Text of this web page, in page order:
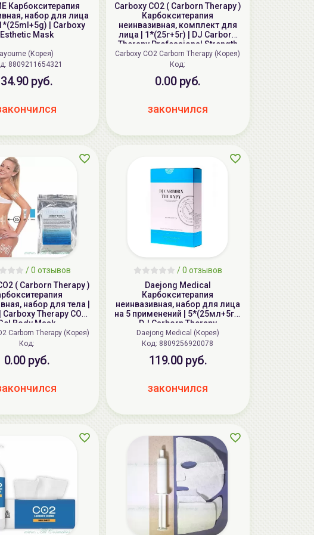
Карбокситерапия
набор для лица
| Carboxy
Esthetic Mask
ayoume (Корея)
8809211654321
34.90 руб.
Carboxy CO2 ( Carborn Therapy )
Карбокситерапия
неинвазивная, комплект для
лица | 1*(25г+5г) | DJ Carborn
Therapy Professional Strength
Carborn Therapy Carboxy CO2
Gel Face Mask
Carboxy CO2 Carborn Therapy (Корея)
Код:
0.00 руб.
закончился
/ 0 отзывов
( Carborn Therapy )
набор для тела |
Therapy CO2
Body Mask
Carborn Therapy (Корея)
Код:
0.00 руб.
/ 0 отзывов
Daejong Medical
Карбокситерапия
неинвазивная, набор для лица
на 5 применений | 5*(25мл+5г) |
DJ Carborn Therapy
Professional Strength
Daejong Medical (Корея)
Код: 8809256920078
119.00 руб.
закончился